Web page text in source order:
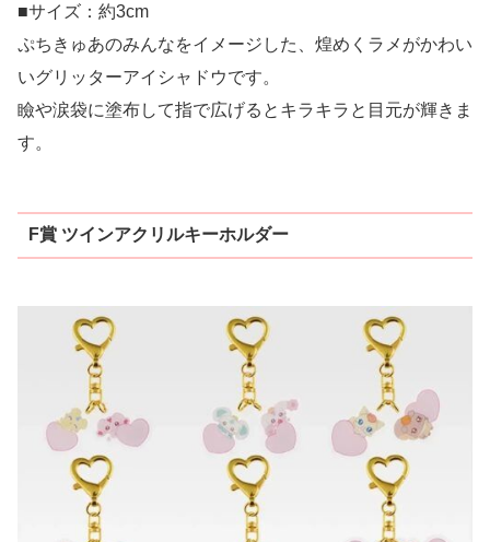
■サイズ：約3cm
ぷちきゅあのみんなをイメージした、煌めくラメがかわい
いグリッターアイシャドウです。
瞼や涙袋に塗布して指で広げるとキラキラと目元が輝きま
す。
F賞 ツインアクリルキーホルダー